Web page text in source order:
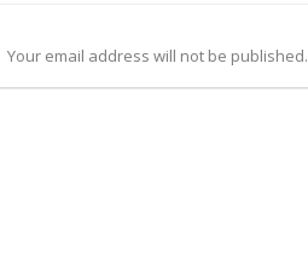
Your email address will not be published.